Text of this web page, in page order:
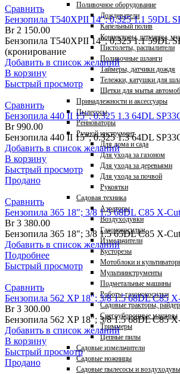
Поливочное оборудование
Дождеватели
Капельный полив
Коннекторы, штуцеры,
Пистолеты, распылители
Поливочные шланги
Таймеры, датчики дождя
Тележки, катушки для
Щетки для мытья
Принадлежности и аксессуары
Пылесосы
Ренноваторы
Ручной инструмент
Для дома и сада
Для ухода за газоном
Для ухода за деревьями
Для ухода за почвой
Рукоятки
Садовая техника
Аэраторы
Воздуходувки
Газонокосилки
Измельчители
Кусторезы
Мотоблоки и
Мультиинструменты
Подметальные машины
Роботы-газонокосилки
Садовые тракторы,
Снегоуборочные машины
Триммеры
Цепные пилы
Садовые измельчители
Садовые ножницы
Садовые пылесосы и воздуходувы
Сравнить
Бензопила T540XPII 14″; 0,325 1.1 59DL
Br2 150.00
Бензопила T540XPII 14"; 0,325 1.1 59DL
(кронирование
Добавить в список желаний
В корзину
Быстрый просмотр
Сравнить
Бензопила 440 II 15″; 0.325 1.3 64DL
Br990.00
Бензопила 440 II 15″; 0.325 1.3 64DL
Добавить в список желаний
В корзину
Быстрый просмотр
Продано
Сравнить
Бензопила 365 18″; 3/8 1.5 68DL C85 X-
Br3 380.00
Бензопила 365 18"; 3/8 1.5 65DL C85 X-
Добавить в список желаний
Подробнее
Быстрый просмотр
Сравнить
Бензопила 562 XP 18″; 3/8 1.5 68DL C85
Br3 300.00
Бензопила 562 XP 18″; 3/8 1.5 68DL C85
Добавить в список желаний
В корзину
Быстрый просмотр
Продано